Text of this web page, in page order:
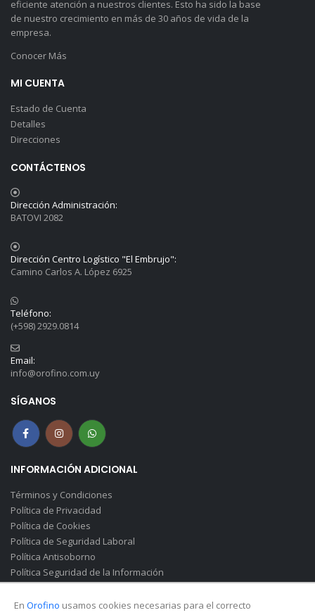
eficiente atención a nuestros clientes. Esto ha sido la base
de nuestro crecimiento en más de 30 años de vida de la
empresa.
Conocer Más
MI CUENTA
Estado de Cuenta
Detalles
Direcciones
CONTÁCTENOS
Dirección Administración:
BATOVI 2082
Dirección Centro Logístico "El Embrujo":
Camino Carlos A. López 6925
Teléfono:
(+598) 2929.0814
Email:
info@orofino.com.uy
SÍGANOS
INFORMACIÓN ADICIONAL
Términos y Condiciones
Política de Privacidad
Política de Cookies
Política de Seguridad Laboral
Política Antisoborno
Política Seguridad de la Información
Canal de Denuncias(Soborno)
En Orofino usamos cookies necesarias para el correcto